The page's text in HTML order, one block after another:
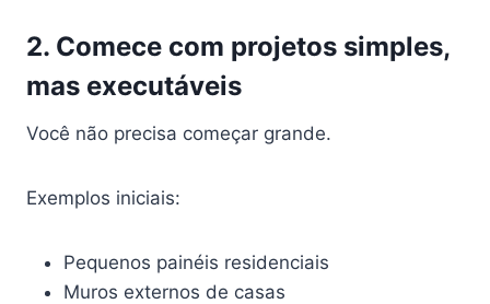
2. Comece com projetos simples,
mas executáveis
Você não precisa começar grande.
Exemplos iniciais:
Pequenos painéis residenciais
Muros externos de casas